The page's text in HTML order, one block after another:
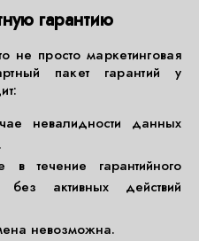
гарантию
не просто маркетинговая
пакет гарантий у
невалидности данных
течение гарантийного
активных действий
невозможна.